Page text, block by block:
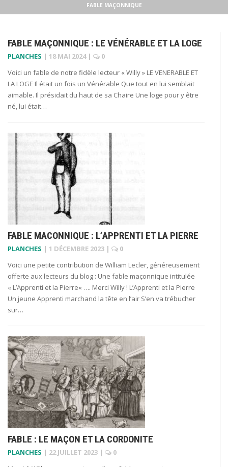
FABLE MAÇONNIQUE
FABLE MAÇONNIQUE : LE VÉNÉRABLE ET LA LOGE
PLANCHES | 18 MAI 2024 |
0
Voici un fable de notre fidèle lecteur « Willy » LE VENERABLE ET
LA LOGE Il était un fois un Vénérable Que tout en lui semblait
aimable. Il présidait du haut de sa Chaire Une loge pour y être
né, lui était…
FABLE MACONNIQUE : L’APPRENTI ET LA PIERRE
PLANCHES | 1 DÉCEMBRE 2023 |
0
Voici une petite contribution de William Lecler, généreusement
offerte aux lecteurs du blog : Une fable maçonnique intitulée
« L’Apprenti et la Pierre« …. Merci Willy ! L’Apprenti et la Pierre
Un jeune Apprenti marchand la tête en l’air S’en va trébucher
sur…
FABLE : LE MAÇON ET LA CORDONITE
PLANCHES | 22 JUILLET 2023 |
0